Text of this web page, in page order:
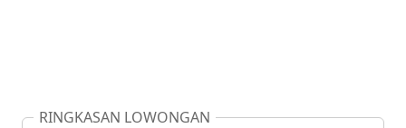
RINGKASAN LOWONGAN